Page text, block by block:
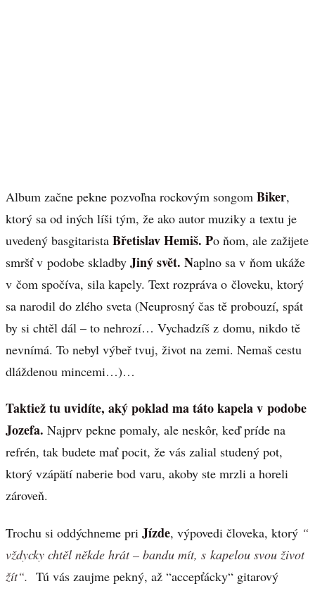
Album začne pekne pozvoľna rockovým songom Biker,
ktorý sa od iných líši tým, že ako autor muziky a textu je
uvedený basgitarista Břetislav Hemiš. Po ňom, ale zažijete
smršť v podobe skladby Jiný svět. Naplno sa v ňom ukáže
v čom spočíva, sila kapely. Text rozpráva o človeku, ktorý
sa narodil do zlého sveta (Neuprosný čas tě probouzí, spát
by si chtěl dál – to nehrozí… Vychadzíš z domu, nikdo tě
nevnímá. To nebyl výbeř tvuj, život na zemi. Nemaš cestu
dláždenou mincemi…)…
Taktiež tu uvidíte, aký poklad ma táto kapela v podobe
Jozefa. Najprv pekne pomaly, ale neskôr, keď príde na
refrén, tak budete mať pocit, že vás zalial studený pot,
ktorý vzápätí naberie bod varu, akoby ste mrzli a horeli
zároveň.
Trochu si oddýchneme pri Jízde, výpovedi človeka, ktorý “
vždycky chtěl někde hrát – bandu mít, s kapelou svou život
žít“. Tú vás zaujme pekný, až “accepťácky“ gitarový